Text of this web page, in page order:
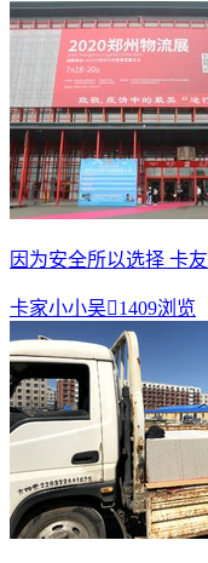
因为安全所以选择 卡
卡家小小吴1409浏览